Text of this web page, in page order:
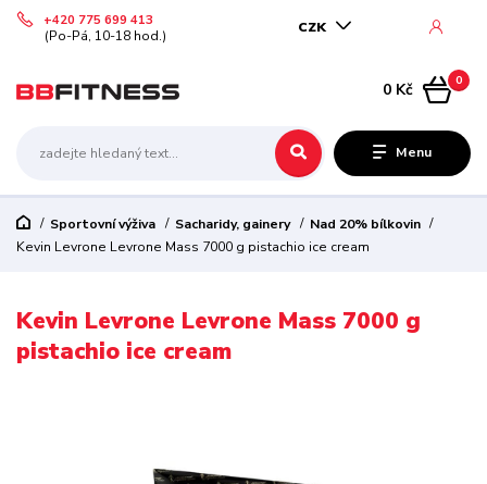
Menu
CZK
+420 775 699 413
(Po-Pá, 10-18 hod.)
0
0 Kč
Sportovní výživa Sacharidy, gainery
Nad 20% bílkovin
Kevin Levrone Levrone Mass 7000 g pistachio ice cream
Kevin Levrone Levrone Mass 7000 g
pistachio ice cream